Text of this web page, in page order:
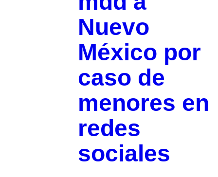
Nuevo
México por
caso de
menores en
redes
sociales